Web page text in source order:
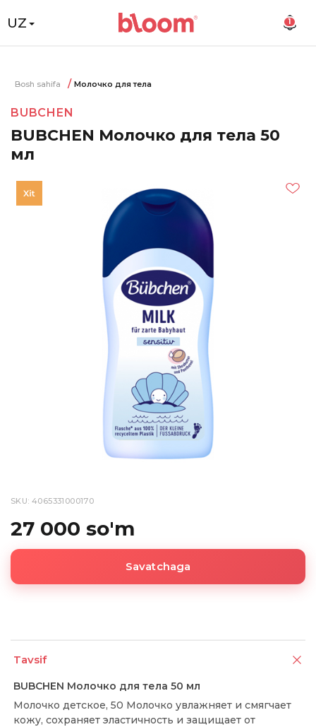
UZ 1
Bosh sahifa Молочко для тела
BUBCHEN
BUBCHEN Молочко для тела 50
мл
SKU: 4065331000170
27 000 so'm
Savatchaga
Tavsif
BUBCHEN Молочко для тела 50 мл
Молочко детское, 50 Молочко увлажняет и смягчает
кожу, сохраняет эластичность и защищает от